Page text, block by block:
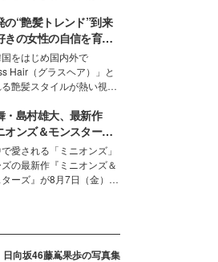
愛甲ひかりさんと橋下美
迎えて本音で女子会トー
暑のお出かけを快適に過ご
トや、2人が感動した夏の
新常識にも迫りました。
の“艶髪トレンド”到来
きの女性の自信を育む
ケア事情」って？
をはじめ国内外で
Hair（グラスヘア）」と
艶髪スタイルが熱い視線
完成度を高めるベースと
“髪そのものの美しさ”に改
目する人が増えている様
は、そんな憧れの艶やか
常で叶える、美容好きの
ちのヘアケア事情を紹介し
・島村雄大、最新作
オンズ＆モンスター
魅力熱弁 ハチャメチャ
ゃない“友情と絆”に感
愛される「ミニオンズ」
の最新作『ミニオンズ＆
ーズ』が8月7日（金）に
城舞と島村雄大の特別対
け！それぞれの視点か
ならではの魅力や予想外
日向坂46藤嶌果歩の写真集